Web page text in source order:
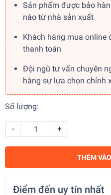
Sản phẩm được bảo
nào từ nhà sản xuất
Khách hàng mua online
thanh toán
Đội ngũ tư vấn chuyên
hàng sự lựa chọn chính
Số lượng:
- +
THÊM
Điểm đến uy tín nhất